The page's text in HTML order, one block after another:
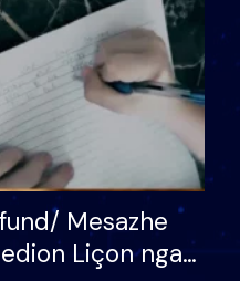
Mesazhe
Liçon nga